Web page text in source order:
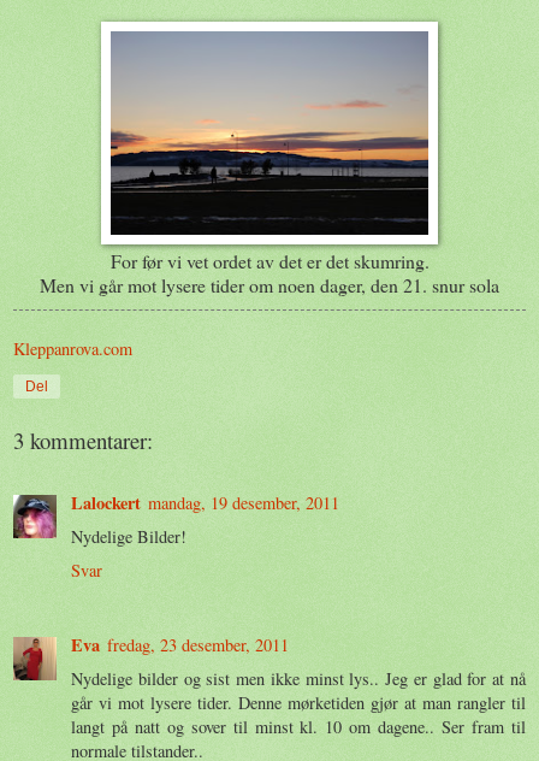
For før vi vet ordet av det er det skumring.
Men vi går mot lysere tider om noen dager, den 21. snur sola
Kleppanrova.com
Del
3 kommentarer:
Lalockert mandag, 19 desember, 2011
Nydelige Bilder!
Svar
Eva fredag, 23 desember, 2011
Nydelige bilder og sist men ikke minst lys.. Jeg er glad for at nå
går vi mot lysere tider. Denne mørketiden gjør at man rangler til
langt på natt og sover til minst kl. 10 om dagene.. Ser fram til
normale tilstander..